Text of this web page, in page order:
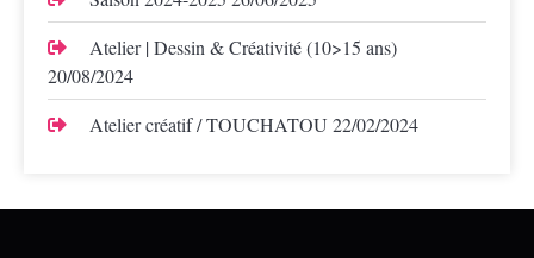
Atelier | Dessin & Créativité (10>15 ans)
20/08/2024
Atelier créatif / TOUCHATOU 22/02/2024